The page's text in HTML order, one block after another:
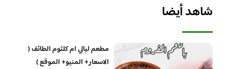
شاهد أيضا
مطعم ليالي ام كلثوم الطائف (
الاسعار+ المنيو+ الموقع )